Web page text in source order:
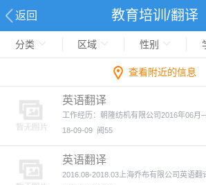
返回 教育培训/翻译
分类 区域 性别
查看附近的信息
英语翻译
工作经历：朝隆纺机有限公司2016年06月
18-09-09 阅55
英语翻译
2016.08-2018.03上海乔布有限公司英语翻